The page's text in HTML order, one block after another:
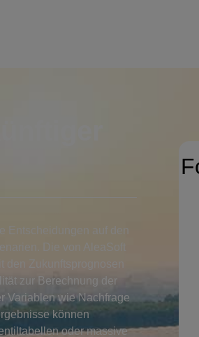
Entscheidungen auf den
Die von AleaSoft
Zukunftsprognosen
zur Berechnung der
Variablen wie Nachfrage
können
oder massive